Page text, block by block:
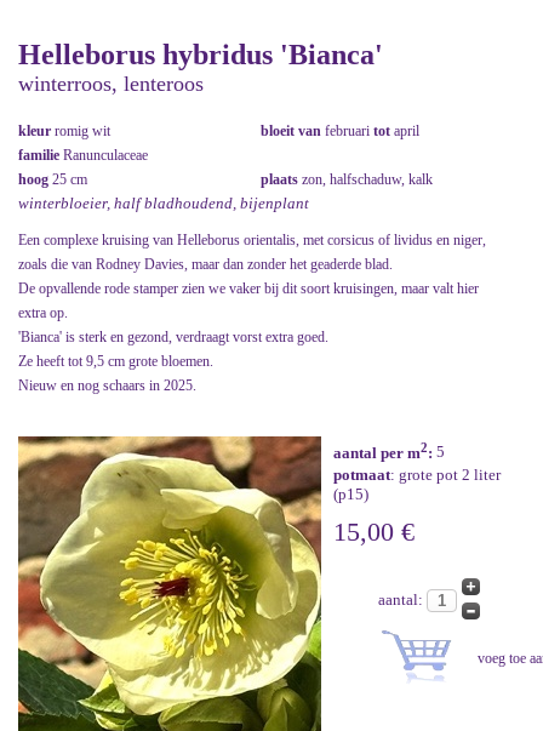
Helleborus hybridus 'Bianca'
winterroos, lenteroos
kleur romig wit bloeit van februari tot april
familie Ranunculaceae
hoog 25 cm plaats zon, halfschaduw, kalk
winterbloeier, half bladhoudend, bijenplant
Een complexe kruising van Helleborus orientalis, met corsicus of lividus en niger,
zoals die van Rodney Davies, maar dan zonder het geaderde blad.
De opvallende rode stamper zien we vaker bij dit soort kruisingen, maar valt hier
extra op.
'Bianca' is sterk en gezond, verdraagt vorst extra goed.
Ze heeft tot 9,5 cm grote bloemen.
Nieuw en nog schaars in 2025.
aantal per m2: 5
potmaat: grote pot 2 liter
(p15)
15,00 €
aantal: